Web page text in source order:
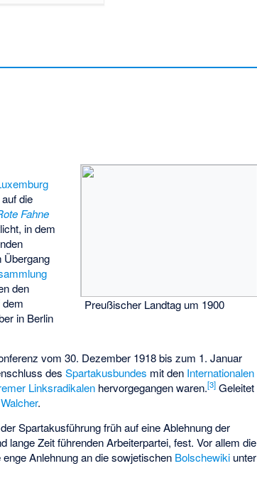
Preußischer Landtag um 1900
die
Fahne
in dem
Übergang
den
in Berlin
vom 30. Dezember 1918 bis zum 1. Januar
desSpartakusbundes mit den Internationalen
Linksradikalen hervorgegangen waren.[3] Geleitet
.
Spartakusführung früh auf eine Ablehnung der
lange Zeit führenden Arbeiterpartei, fest. Vor allem die
Anlehnung an die sowjetischen Bolschewiki unter